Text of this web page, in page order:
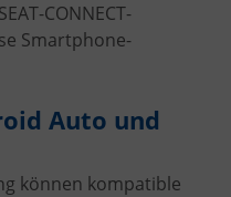
CONNECT-
Smartphone-
Auto und
können kompatible